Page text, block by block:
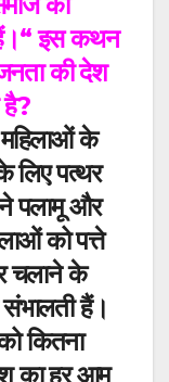
“इस कथन
की देश
?
महिलाओं के
लिए पत्थर
पलामू और
को पत्ते
चलाने के
हैं।
कितना
का हर आम